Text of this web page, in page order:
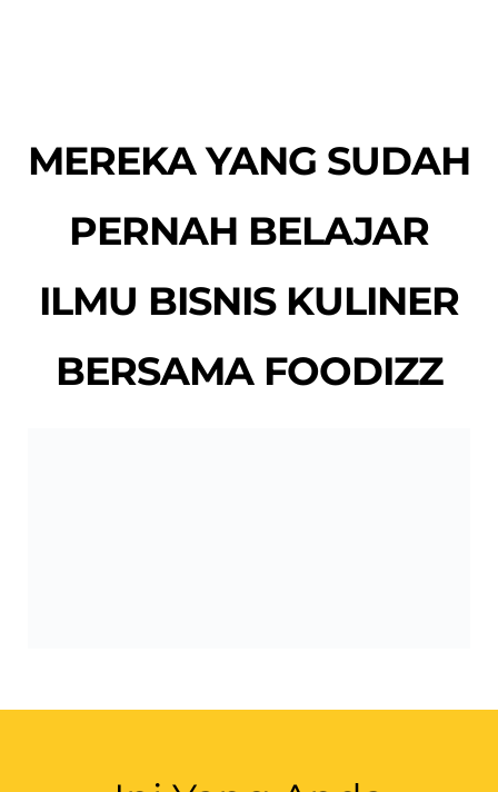
Ini Yang Anda
Dapatkan Jika
Mengikuti
WORKSHOP
pengalaman belasan